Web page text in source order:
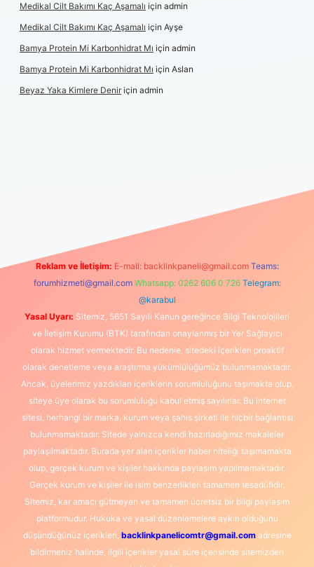
Medikal Cilt Bakımı Kaç Aşamalı için admin
Medikal Cilt Bakımı Kaç Aşamalı için Ayşe
Bamya Protein Mi Karbonhidrat Mı için admin
Bamya Protein Mi Karbonhidrat Mı için Aslan
Beyaz Yaka Kimlere Deniriçin admin
Reklam ve İletişim: E-mail: backlinkpaneli@gmail.com Teams:
forumhizmeti@gmail.com Whatsapp: 0262 606 0 726 Telegram:
@karabul
Yasal Uyarı: Sitemiz, 5651 Sayılı Kanun gereğince Bilgi Teknolojileri
ve İletişim Kurumu (BTK) tarafından onaylanmış bir Yer Sağlayıcı
olarak hizmet vermektedir. Bu nedenle, sitedeki içerikleri proaktif
olarak denetleme veya araştırma yükümlülüğümüz bulunmamaktadır.
Ancak, üyelerimiz yazdıkları içeriklerin sorumluluğunu taşımakta olup,
siteye üye olarak bu sorumluluğu kabul etmiş sayılırlar. Bu internet
sitesi, herhangi bir marka, kurum veya şahıs şirketi ile hiçbir bağlantısı
bulunmamaktadır. Sitede yalnızca kendi hazırladığımız makaleler
paylaşılmaktadır. Burada yer alan içerikler haber niteliği taşımamakta
olup, gerçek kurum ve kişiler hakkında paylaşım yapılmamaktadır.
Gerçek kurum ve kişiler ile isim benzerlikleri tamamen tesadüfidir.
Sitemiz, kar amacı gütmeyen ve tamamen ücretsiz bir bilgi paylaşım
platformudur. Hukuka ve yasal düzenlemelere aykırı olduğunu
düşündüğünüz içerikleri, backlinkpanelicomtr@gmail.comadresine
bildirmeniz halinde, ilgili içerikler yasal süre içerisinde sitemizden